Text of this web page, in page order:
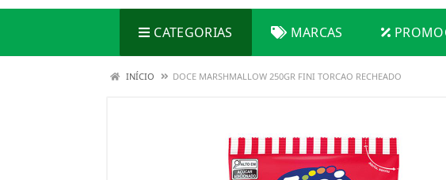
CATEGORIAS MARCAS
INÍCIO DOCE MARSHMALLOW 250GR FINI TORCAO RECHEADO